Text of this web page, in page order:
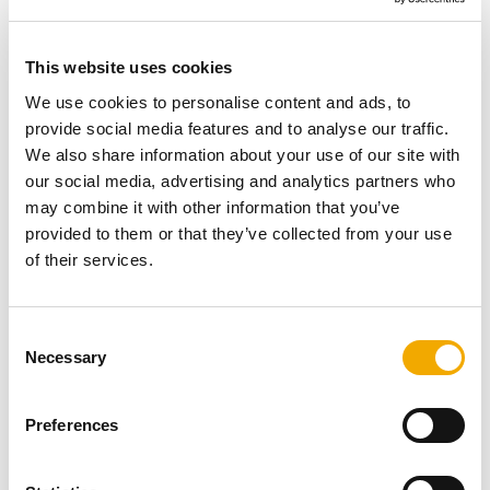
This website uses cookies
We use cookies to personalise content and ads, to
provide social media features and to analyse our traffic.
We also share information about your use of our site with
our social media, advertising and analytics partners who
may combine it with other information that you’ve
provided to them or that they’ve collected from your use
of their services.
Necessary
Preferences
zajmuje mało powierzchni
budynku
dostępny w średnicach od 16 do 35 cm
30 lat gwarancji na wkład ceramiczny
Więcej o kominie Rondo Plus możesz dowiedzieć się
TUTAJ
oznacza?